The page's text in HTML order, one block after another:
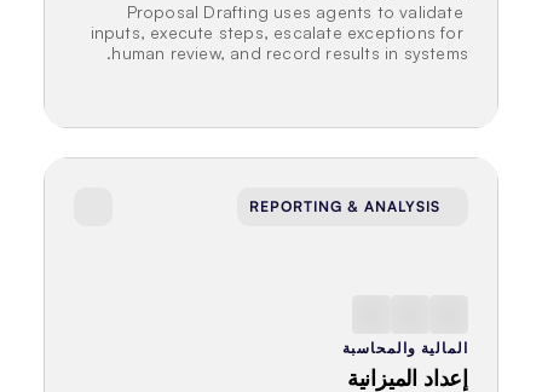
Proposal Drafting uses agents to validate
inputs, execute steps, escalate exceptions for
human review, and record results in systems.
REPORTING & ANALYSIS
المالية والمحاسبة
إعداد الميزانية